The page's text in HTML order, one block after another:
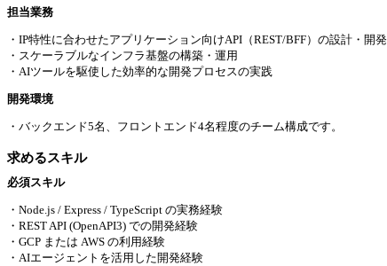
担当業務
・IP特性に合わせたアプリケーション向けAPI（REST/BFF）の設計・開発
・スケーラブルなインフラ基盤の構築・運用
・AIツールを駆使した効率的な開発プロセスの実践
開発環境
・バックエンド5名、フロントエンド4名程度のチーム構成です。
求めるスキル
必須スキル
・Node.js / Express / TypeScript の実務経験
・REST API (OpenAPI3) での開発経験
・GCP または AWS の利用経験
・AIエージェントを活用した開発経験